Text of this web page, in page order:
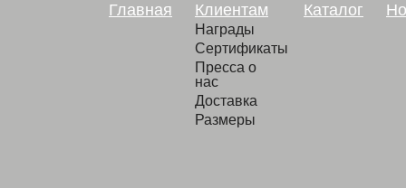
Главная Клиентам
Награды
Сертификаты
Пресса о
нас
Доставка
Размеры
Каталог